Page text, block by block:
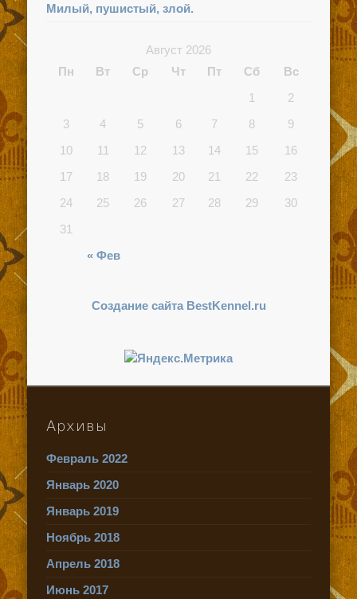
Милый, пушистый, злой.
Август 2026
Пн
Вт Ср Чт Пт Сб Вс
« Фев
1
2
3
4 5 6 7 8
9
10
11 12 13 14 15
16
17
18 19 20 21 22
23
24
25 26 27 28 29
30
31
Создание сайта BestKennel.ru
Архивы
Февраль 2022
Январь 2020
Январь 2019
Ноябрь 2018
Апрель 2018
Июнь 2017